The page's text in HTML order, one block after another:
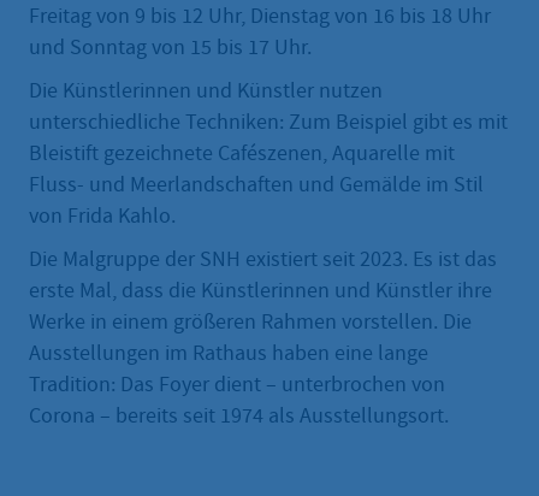
Freitag von 9 bis 12 Uhr, Dienstag von 16 bis 18 Uhr
und Sonntag von 15 bis 17 Uhr.
Die Künstlerinnen und Künstler nutzen
unterschiedliche Techniken: Zum Beispiel gibt es mit
Bleistift gezeichnete Cafészenen, Aquarelle mit
Fluss- und Meerlandschaften und Gemälde im Stil
von Frida Kahlo.
Die Malgruppe der SNH existiert seit 2023. Es ist das
erste Mal, dass die Künstlerinnen und Künstler ihre
Werke in einem größeren Rahmen vorstellen. Die
Ausstellungen im Rathaus haben eine lange
Tradition: Das Foyer dient – unterbrochen von
Corona – bereits seit 1974 als Ausstellungsort.